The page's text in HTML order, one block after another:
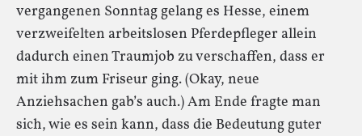
vergangenen Sonntag gelang es Hesse, einem
verzweifelten arbeitslosen Pferdepfleger allein
dadurch einen Traumjob zu verschaffen, dass er
mit ihm zum Friseur ging. (Okay, neue
Anziehsachen gab’s auch.) Am Ende fragte man
sich, wie es sein kann, dass die Bedeutung guter